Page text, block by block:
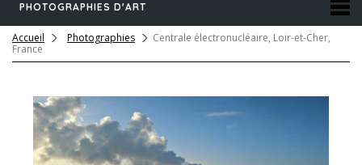
PHOTOGRAPHIES D'ART
Accueil Photographies
Centrale électronucléaire, Loir-et-Cher,
France